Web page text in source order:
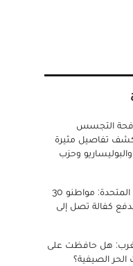
التجسس
تفاصيل مثيرة
وحزب
تأشيرة الدخول للولايات المتحدة: مواطنو 30
كفالة تصل إلى
هل حافظت على
الصيفية؟